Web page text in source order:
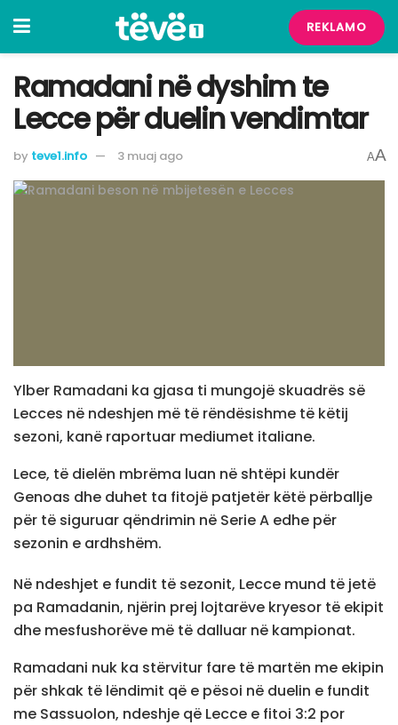
REKLAMO
Ramadani në dyshim te
Lecce për duelin vendimtar
by teve1.info 3 muaj ago AA
Ylber Ramadani ka gjasa ti mungojë skuadrës së
Lecces në ndeshjen më të rëndësishme të këtij
sezoni, kanë raportuar mediumet italiane.
Lece, të dielën mbrëma luan në shtëpi kundër
Genoas dhe duhet ta fitojë patjetër këtë përballje
për të siguruar qëndrimin në Serie A edhe për
sezonin e ardhshëm.
Në ndeshjet e fundit të sezonit, Lecce mund të jetë
pa Ramadanin, njërin prej lojtarëve kryesor të ekipit
dhe mesfushorëve më të dalluar në kampionat.
Ramadani nuk ka stërvitur fare të martën me ekipin
për shkak të lëndimit që e pësoi në duelin e fundit
me Sassuolon, ndeshje që Lecce e fitoi 3:2 por